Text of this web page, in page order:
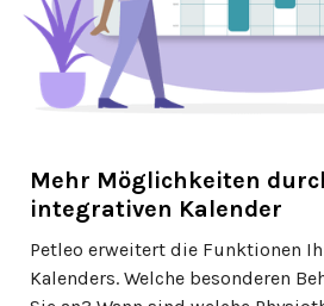
Mehr Möglichkeiten
integrativen Kalender
Petleo erweitert die Funktionen
Kalenders. Welche besonderen